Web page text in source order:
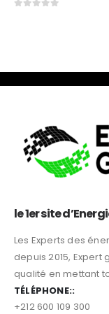
le 1er site
Les Experts des
depuis 2015,
qualité en mettant
TÉLÉPHONE::
+212 600 109 300